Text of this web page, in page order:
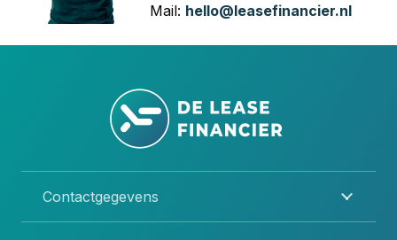
Mail: hello@leasefinancier.nl
Contactgegevens